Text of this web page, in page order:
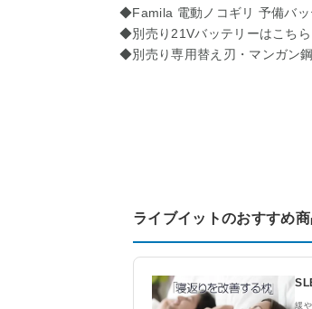
◆Famila 電動ノコギリ 予備バッ
◆別売り21Vバッテリーはこちら
◆別売り専用替え刃・マンガン
ライブイットのおすすめ
緩